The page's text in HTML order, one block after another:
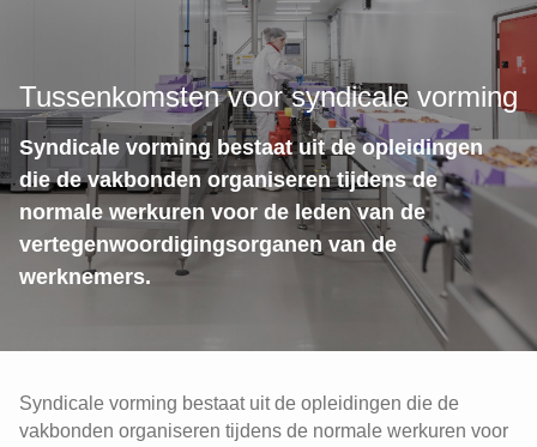
Tussenkomsten voor syndicale vorming
Syndicale vorming bestaat uit de opleidingen
die de vakbonden organiseren tijdens de
normale werkuren voor de leden van de
vertegenwoordigingsorganen van de
werknemers.
Syndicale vorming bestaat uit de opleidingen die de
vakbonden organiseren tijdens de normale werkuren voor